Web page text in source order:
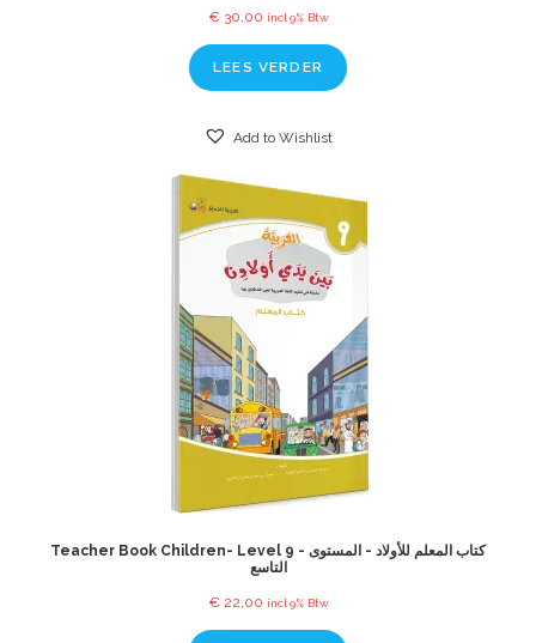
€30,00 incl 9% Btw
LEES VERDER
Add to Wishlist
Teacher Book Children- Level 9 - كتاب المعلم للأولاد - المستوى
التاسع
€22,00 incl 9% Btw